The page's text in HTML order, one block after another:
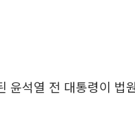
윤석열 전 대통령이 법